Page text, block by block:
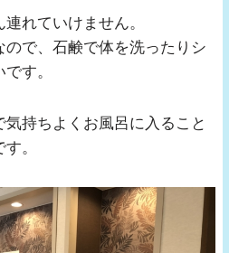
れていけません。
で、石鹸で体を洗ったりシ
す。
持ちよくお風呂に入ること
。